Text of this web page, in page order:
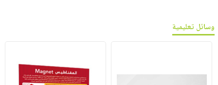
وسائل تعليمية